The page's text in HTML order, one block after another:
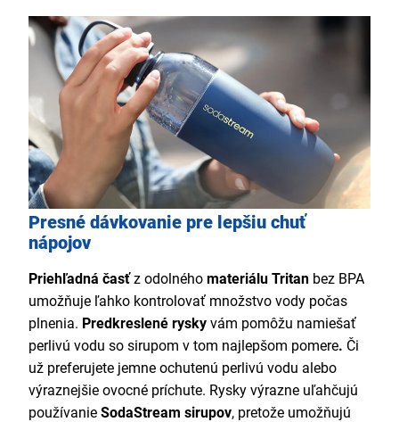
Presné dávkovanie pre lepšiu chuť
nápojov
Priehľadná časťz odolného materiálu Tritan bez BPA
umožňuje ľahko kontrolovať množstvo vody počas
plnenia. Predkreslené rysky vám pomôžu namiešať
perlivú vodu so sirupom v tom najlepšom pomere. Či
už preferujete jemne ochutenú perlivú vodu alebo
výraznejšie ovocné príchute. Rysky výrazne uľahčujú
používanie SodaStream sirupov, pretože umožňujú